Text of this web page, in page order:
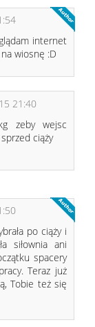
internet
wiosnę :D
21:40
zeby wejsc
ciąży
po ciąży i
siłownia ani
spacery
Teraz już
Tobie też się